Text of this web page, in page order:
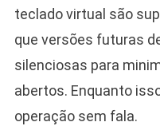
teclado virtual são
que versões futuras
silenciosas para
abertos. Enquanto
operação sem fala.